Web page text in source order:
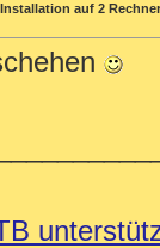
auf 2 Rechner